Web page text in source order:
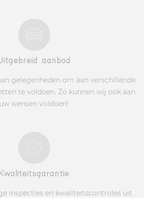
aanbod
gelegenheden om aan verschillende
te voldoen. Zo kunnen wij ook aan
uw wensen voldoen!
Kwaliteitsgarantie
inspecties en kwaliteitscontroles uit